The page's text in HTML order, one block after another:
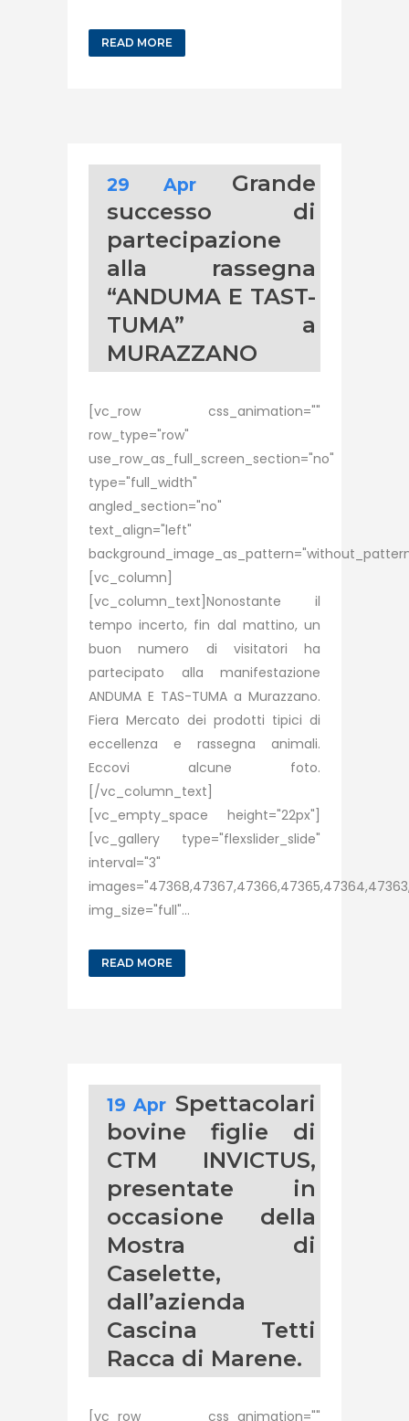
READ MORE
29 Apr
Grande
successo di
partecipazione
alla rassegna
“ANDUMA E TAST-
TUMA” a
MURAZZANO
[vc_row css_animation=""
row_type="row"
use_row_as_full_screen_section="no"
type="full_width"
angled_section="no"
text_align="left"
[vc_column]
[vc_column_text]Nonostante il
tempo incerto, fin dal mattino, un
buon numero di visitatori ha
partecipato alla manifestazione
ANDUMA E TAS-TUMA a Murazzano.
Fiera Mercato dei prodotti tipici di
eccellenza e rassegna animali.
Eccovi alcune foto.
[/vc_column_text]
[vc_empty_space height="22px"]
[vc_gallery type="flexslider_slide"
interval="3"
img_size="full"...
READ MORE
19 Apr Spettacolari
bovine figlie di
CTM INVICTUS,
presentate in
occasione della
Mostra di
Caselette,
dall’azienda
Cascina Tetti
Racca di Marene.
[vc_row css_animation=""